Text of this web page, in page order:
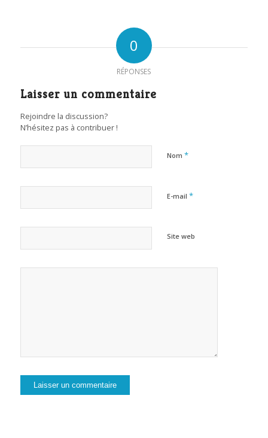
0
RÉPONSES
Laisser un commentaire
Rejoindre la discussion?
N’hésitez pas à contribuer !
Nom *
E-mail *
Site web